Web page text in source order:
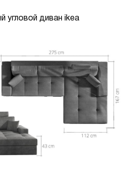
угловой диван ikea